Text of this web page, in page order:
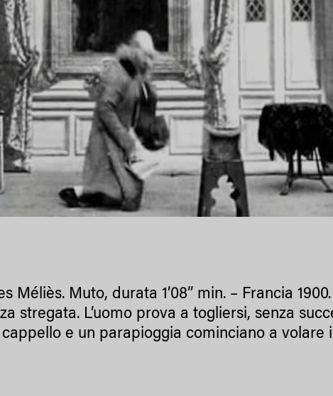
Méliès. Muto, durata 1’08” min. – Francia
stregata. L’uomo prova a togliersi, senza
e un parapioggia cominciano a volare